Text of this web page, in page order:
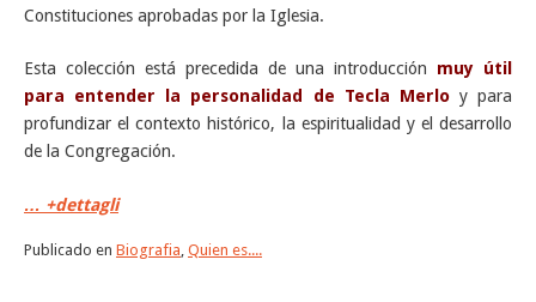
Constituciones aprobadas por la Iglesia.
Esta colección está precedida de una introducción muy útil
para entender la personalidad de Tecla Merlo y para
profundizar el contexto histórico, la espiritualidad y el desarrollo
de la Congregación.
… +dettagli
Publicado en Biografia, Quien es....